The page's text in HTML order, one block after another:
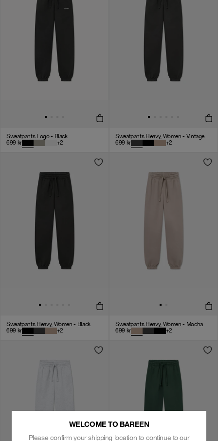
Sweatpants Logo - Black
699 kr +2
Sweatpants Heavy, Women - Vintage Black
699 kr +2
Sweatpants Heavy, Women - Black
699 kr +2
Sweatpants Heavy, Women - Mocha
699 kr +2
WELCOME TO BAREEN
Please confirm your shipping location to continue to our